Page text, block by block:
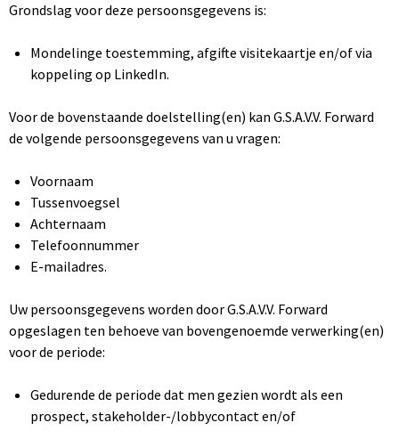
Grondslag voor deze persoonsgegevens is:
Mondelinge toestemming, afgifte visitekaartje en/of via
koppeling op LinkedIn.
Voor de bovenstaande doelstelling(en) kan G.S.A.V.V. Forward
de volgende persoonsgegevens van u vragen:
Voornaam
Tussenvoegsel
Achternaam
Telefoonnummer
E-mailadres.
Uw persoonsgegevens worden door G.S.A.V.V. Forward
opgeslagen ten behoeve van bovengenoemde verwerking(en)
voor de periode:
Gedurende de periode dat men gezien wordt als een
prospect, stakeholder-/lobbycontact en/of